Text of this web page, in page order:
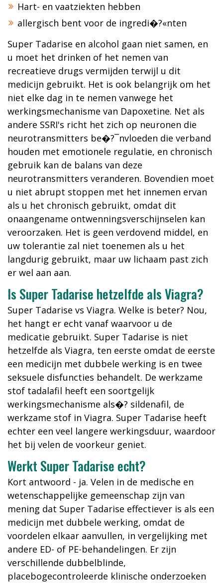
Hart- en vaatziekten hebben
allergisch bent voor de ingredi�?«nten
Super Tadarise en alcohol gaan niet samen, en
u moet het drinken of het nemen van
recreatieve drugs vermijden terwijl u dit
medicijn gebruikt. Het is ook belangrijk om het
niet elke dag in te nemen vanwege het
werkingsmechanisme van Dapoxetine. Net als
andere SSRI's richt het zich op neuronen die
neurotransmitters be�?¯nvloeden die verband
houden met emotionele regulatie, en chronisch
gebruik kan de balans van deze
neurotransmitters veranderen. Bovendien moet
u niet abrupt stoppen met het innemen ervan
als u het chronisch gebruikt, omdat dit
onaangename ontwenningsverschijnselen kan
veroorzaken. Het is geen verdovend middel, en
uw tolerantie zal niet toenemen als u het
langdurig gebruikt, maar uw lichaam past zich
er wel aan aan.
Is Super Tadarise hetzelfde als Viagra?
Super Tadarise vs Viagra. Welke is beter? Nou,
het hangt er echt vanaf waarvoor u de
medicatie gebruikt. Super Tadarise is niet
hetzelfde als Viagra, ten eerste omdat de eerste
een medicijn met dubbele werking is en twee
seksuele disfuncties behandelt. De werkzame
stof tadalafil heeft een soortgelijk
werkingsmechanisme als�? sildenafil, de
werkzame stof in Viagra. Super Tadarise heeft
echter een veel langere werkingsduur, waardoor
het bij velen de voorkeur geniet.
Werkt Super Tadarise echt?
Kort antwoord - ja. Velen in de medische en
wetenschappelijke gemeenschap zijn van
mening dat Super Tadarise effectiever is als een
medicijn met dubbele werking, omdat de
voordelen elkaar aanvullen, in vergelijking met
andere ED- of PE-behandelingen. Er zijn
verschillende dubbelblinde,
placebogecontroleerde klinische onderzoeken